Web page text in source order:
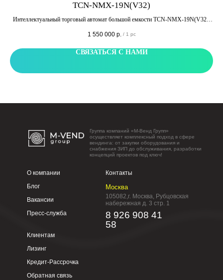
TCN-NMX-19N(V32)
Интеллектуальный торговый автомат большой емкости TCN-NMX-19N(V32).
дюймовым сенсорным экраном и способен вместить в себя до 1200 единиц
1 550 000 р. / 1 pc
СВЯЗАТЬСЯ С НАМИ
Группа компаний «М-Венд Групп»
осуществляет комплексный подход в сфере
вендинга: от закупки оборудования и
снабжения ЗИП до обслуживания, разработки
концепций проектов под ключ!
О компании
Блог
Вакансии
Пресс-служба
Контакты
Клиентам
Лизинг
Кредит-Рассрочка
Обратная связь
Москва
105082,г. Москва, Рубцовская
набережная д. 3 стр. 1
8 926 908 41
58